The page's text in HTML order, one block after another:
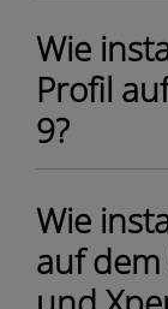
Wie
Profil
9?
Wie
auf dem